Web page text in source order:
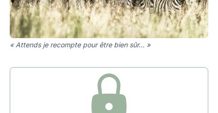
« Attends je recompte pour être bien sûr… »